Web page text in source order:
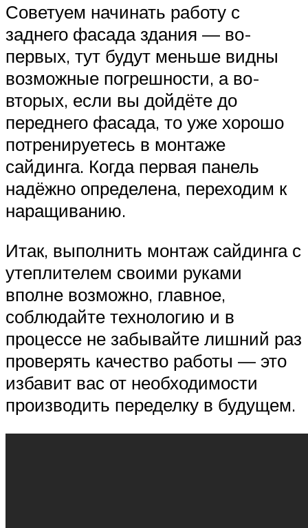
Советуем начинать работу с
заднего фасада здания — во-
первых, тут будут меньше видны
возможные погрешности, а во-
вторых, если вы дойдёте до
переднего фасада, то уже хорошо
потренируетесь в монтаже
сайдинга. Когда первая панель
надёжно определена, переходим к
наращиванию.
Итак, выполнить монтаж сайдинга с
утеплителем своими руками
вполне возможно, главное,
соблюдайте технологию и в
процессе не забывайте лишний раз
проверять качество работы — это
избавит вас от необходимости
производить переделку в будущем.